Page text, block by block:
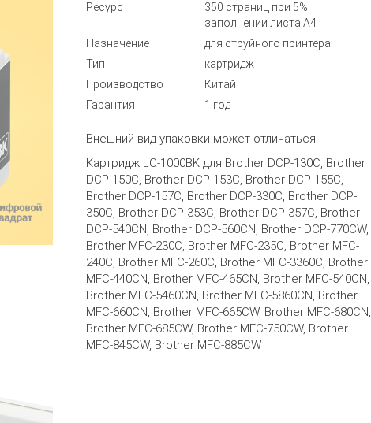
Ресурс
350 страниц при 5%
заполнении листа А4
Назначение
для струйного принтера
Тип
картридж
Производство
Китай
Гарантия
1 год
Внешний вид упаковки может отличаться
Картридж LC-1000BK для Brother DCP-130C, Brother
DCP-150C, Brother DCP-153C, Brother DCP-155C,
Brother DCP-157C, Brother DCP-330C, Brother DCP-
350C, Brother DCP-353C, Brother DCP-357C, Brother
DCP-540CN, Brother DCP-560CN, Brother DCP-770CW,
Brother MFC-230C, Brother MFC-235C, Brother MFC-
240C, Brother MFC-260C, Brother MFC-3360C, Brother
MFC-440CN, Brother MFC-465CN, Brother MFC-540CN,
Brother MFC-5460CN, Brother MFC-5860CN, Brother
MFC-660CN, Brother MFC-665CW, Brother MFC-680CN,
Brother MFC-685CW, Brother MFC-750CW, Brother
MFC-845CW, Brother MFC-885CW